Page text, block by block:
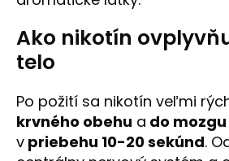
Ako nikotín
telo
Po požití sa nikotín veľmi
krvného obehu a do mozgu
v priebehu 10-20 sekúnd.